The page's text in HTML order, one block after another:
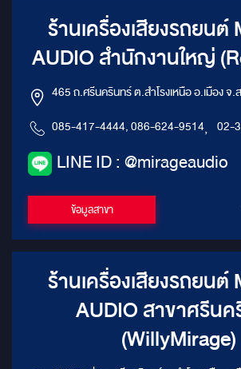
ร้านเครื่องเสียงรถยนต์
AUDIO สำนักงานให
465 ถ.ศรีนครินทร์ ต.สำโรงเหนือ อ.เมือง จ
085-417-4444, 086-624-9514, 02-
LINE ID : @mirageaudio
ข้อมูลสาขา
ร้านเครื่องเสียงรถยนต์
AUDIO สาขาศรีนครินทร์
(WillyMirage)